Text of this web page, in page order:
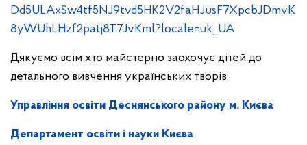
Dd5ULAxSw4tf5NJ9tvd5HK2V2faHJusF7XpcbJDmvK
8yWUhLHzf2patj8T7JvKml?locale=uk_UA
Дякуємо всім хто майстерно заохочує дітей до
детального вивчення українських творів.
Управління освіти Деснянського району м. Києва
Департамент освіти і науки Києва